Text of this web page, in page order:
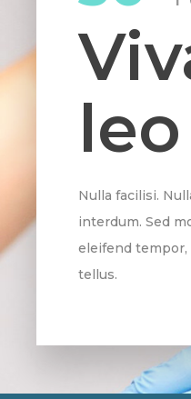
leo
Nulla facilisi.
interdum. Sed
eleifend
tellus.